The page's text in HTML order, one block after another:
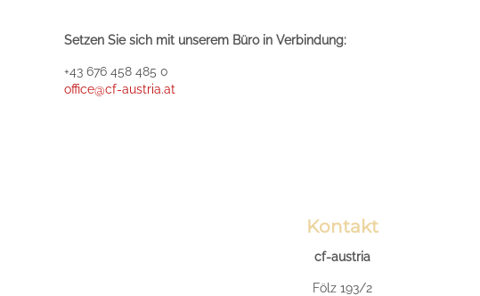
Setzen Sie sich mit unserem Büro in Verbindung:
+43 676 458 485 0
office@cf-austria.at
Kontakt
cf-austria
Fölz 193/2